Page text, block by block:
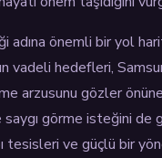
önemli bir yol
vadeli hedefleri,
arzusunu gözler
görme isteğini de
ve güçlü bir